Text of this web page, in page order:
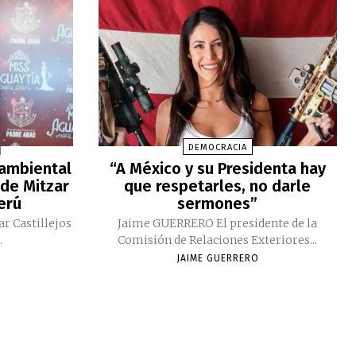
Mitzar
Castillejos
DEMOCRACIA
“A México y su Presidenta hay
que respetarles, no darle
sermones”
Jaime GUERRERO El presidente de la
Comisión de Relaciones Exteriores...
JAIME GUERRERO